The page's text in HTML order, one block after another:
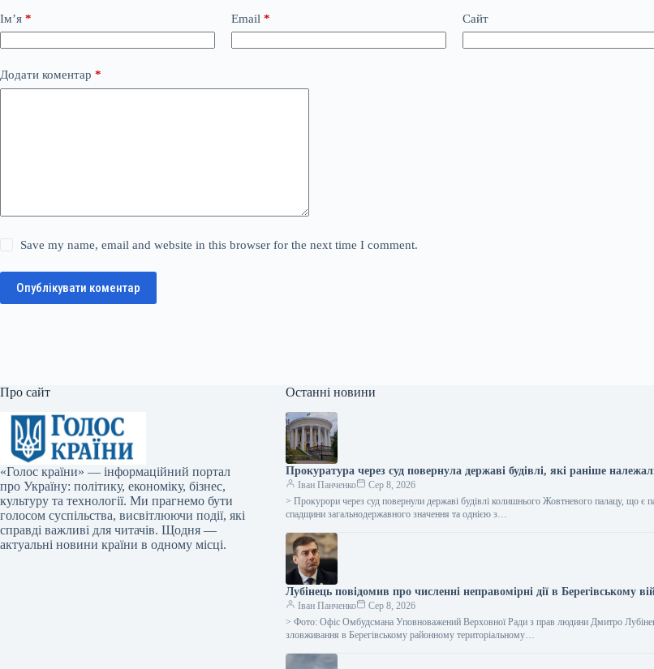
Ім’я * Email * Сайт
Додати коментар *
Save my name, email and website in this browser for the next time I comment.
Опублікувати коментар
Про сайт
«Голос країни» — інформаційний портал
про Україну: політику, економіку, бізнес,
культуру та технології. Ми прагнемо бути
голосом суспільства, висвітлюючи події, які
справді важливі для читачів. Щодня —
актуальні новини країни в одному місці.
Останні новини
Прокуратура через суд повернула державі будівлі, які раніше
Іван Панченко
Сер 8, 2026
> Прокурори через суд повернули державі будівлі колишнього Жовтневого палацу, що є
спадщини загальнодержавного значення та однією з…
Лубінець повідомив про численні неправомірні дії в Берегівському
Іван Панченко
Сер 8, 2026
> Фото: Офіс Омбудсмана Уповноважений Верховної Ради з прав людини Дмитро
зловживання в Берегівському районному територіальному…